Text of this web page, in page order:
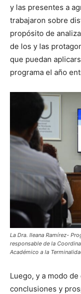
y las presentes a
trabajaron sobre
propósito de
de los y las
que puedan
programa el año
La Dra. Ileana Ramírez-
responsable de la
Académico a la
Luego, y a modo
conclusiones y